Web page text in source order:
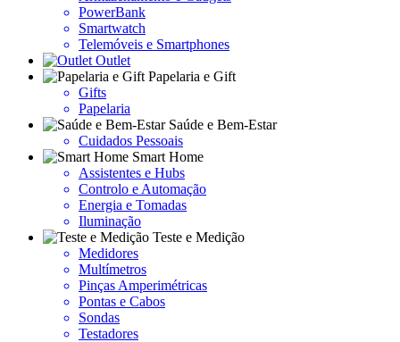
PowerBank
Smartwatch
Telemóveis e Smartphones
Outlet
Papelaria e Gift
Gifts
Papelaria
Saúde e Bem-Estar
Cuidados Pessoais
Smart Home
Assistentes e Hubs
Controlo e Automação
Energia e Tomadas
Iluminação
Teste e Medição
Medidores
Multímetros
Pinças Amperimétricas
Pontas e Cabos
Sondas
Testadores